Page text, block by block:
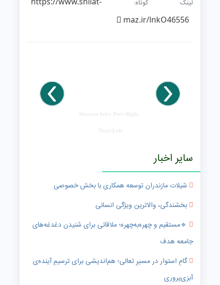
لینک کوتاه:
maz.ir/lnkO46556
Shortcut keys: Prev=Right ,
Next=Left
سایر اخبار
شیلات مازندران توسعه همکاری با بخش خصوصی
بخشندگی، والاترین ویژگی انسانی
🔹️مستقیم و چهره‌به‌چهره؛ ملاقاتی برای شنیدن دغدغه‌های
جامعه هدف
گامِ استوار در مسیرِ تعالی؛ هم‌اندیشی برای ترسیمِ آینده‌ی
آبزی‌پروری